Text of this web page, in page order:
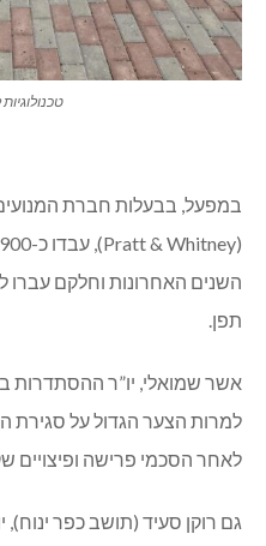
במפעל, בבעלות חברת המנועים
השנים האחרונות וחלקם
תפן.
אשר שמואלי, יו”ר ההסתדרות
למרות הצער הגדול על סגירת
לאחר הסכמי פרישה ופיצויים
גם רוקן סעיד (תושב כפר ינוח),